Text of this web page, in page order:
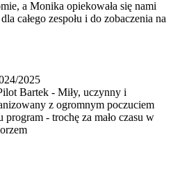
a Monika opiekowała się nami
całego zespołu i do zobaczenia na
2025
Bartek - Miły, uczynny i
z ogromnym poczuciem
- trochę za mało czasu w